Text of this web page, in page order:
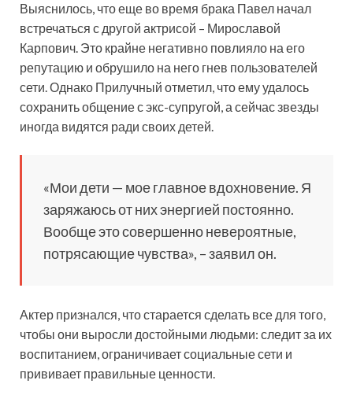
Выяснилось, что еще во время брака Павел начал
встречаться с другой актрисой – Мирославой
Карпович. Это крайне негативно повлияло на его
репутацию и обрушило на него гнев пользователей
сети. Однако Прилучный отметил, что ему удалось
сохранить общение с экс-супругой, а сейчас звезды
иногда видятся ради своих детей.
«Мои дети — мое главное вдохновение. Я
заряжаюсь от них энергией постоянно.
Вообще это совершенно невероятные,
потрясающие чувства», – заявил он.
Актер признался, что старается сделать все для того,
чтобы они выросли достойными людьми: следит за их
воспитанием, ограничивает социальные сети и
прививает правильные ценности.